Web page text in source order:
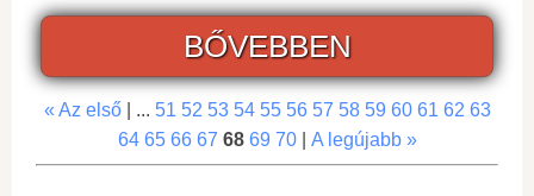
BŐVEBBEN
« Az első| ... 51 52 53 54 55 56 57 58 59 60 61 62 63
64 65 66 67 68 69 70| A legújabb »